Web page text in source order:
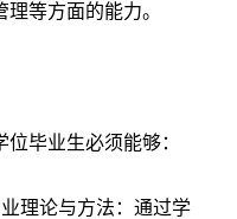
等方面的能力。
毕业生必须能够：
理论与方法：通过学